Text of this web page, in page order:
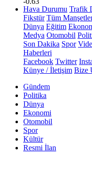
Hava Durumu Trafik
Fikstür Tüm
Dünya Eğitim
Medya Otomobil
Son Dakika Spor
Haberleri
Facebook Twitter
Künye / İletişim Bize
Gündem
Politika
Dünya
Ekonomi
Otomobil
Spor
Kültür
Resmi İlan